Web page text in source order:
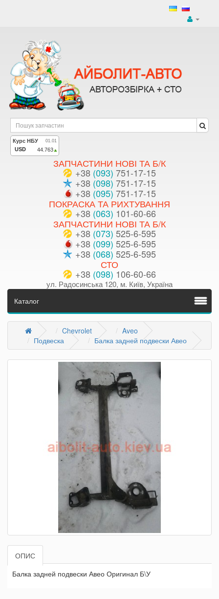
ЗАПЧАСТИНИ НОВІ ТА Б/К
+38 (093) 751-17-15
+38 (098) 751-17-15
+38 (095) 751-17-15
ПОКРАСКА ТА РИХТУВАННЯ
+38 (063) 101-60-66
ЗАПЧАСТИНИ НОВІ ТА Б/К
+38 (073) 525-6-595
+38 (099) 525-6-595
+38 (068) 525-6-595
СТО
+38 (098) 106-60-66
ул. Радосинська 120, м. Київ, Україна
Каталог
Chevrolet
Aveo
Подвеска
Балка задней подвески Авео
ОПИС
Балка задней подвески Авео Оригинал Б\У